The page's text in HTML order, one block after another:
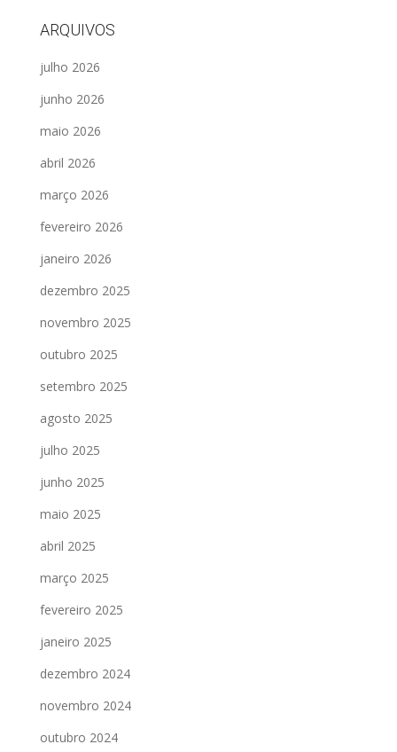
ARQUIVOS
julho 2026
junho 2026
maio 2026
abril 2026
março 2026
fevereiro 2026
janeiro 2026
dezembro 2025
novembro 2025
outubro 2025
setembro 2025
agosto 2025
julho 2025
junho 2025
maio 2025
abril 2025
março 2025
fevereiro 2025
janeiro 2025
dezembro 2024
novembro 2024
outubro 2024